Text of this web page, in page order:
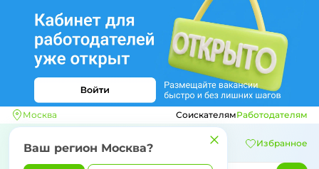
Москва
Ваш регион Москва?
СоискателямРаботодателям
Избранное